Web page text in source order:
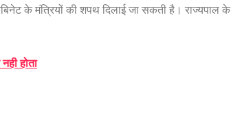
के मंत्रियों की शपथ दिलाई जा सकती है। राज्यपाल के
होता